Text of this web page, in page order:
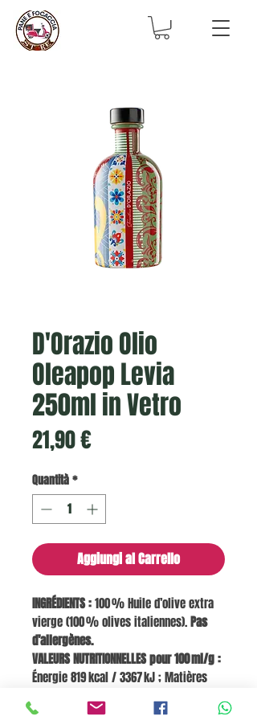
D'Orazio Olio
Oleapop Levia
250ml in Vetro
21,90 €Prezzo
Quantità*
Aggiungi al Carrello
INGRÉDIENTS :100 % Huile d’olive extra
vierge (100 % olives italiennes).Pas
d’allergènes.
VALEURS NUTRITIONNELLES pour 100 ml/g :
Énergie 819 kcal / 3367 kJ ; Matières
monoinsaturés 73 g, polyinsaturés 7 g ;